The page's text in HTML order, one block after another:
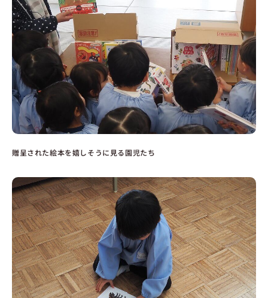
贈呈された絵本を嬉しそうに見る園児たち